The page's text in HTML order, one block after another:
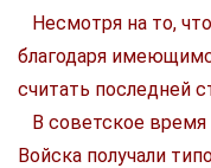
Несмотря на то,
благодаря
считать последней
В советское время
Войска получали